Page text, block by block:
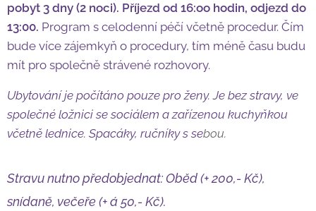
pobyt 3 dny (2 noci). Příjezd od 16:oo hodin, odjezd do
13:00. Program s celodenní péčí včetně procedur. Čím
bude více zájemkyň o procedury, tím méně času budu
mít pro společně strávené rozhovory.
Ubytováníje počítáno pouze pro ženy. Je bez stravy, ve
společné ložnici se sociálem a zařízenou kuchyňkou
včetně lednice. Spacáky, ručníky s sebou.
Stravunutno předobjednat: Oběd (+ 200,- Kč),
snídaně, večeře (+ á 50,- Kč).